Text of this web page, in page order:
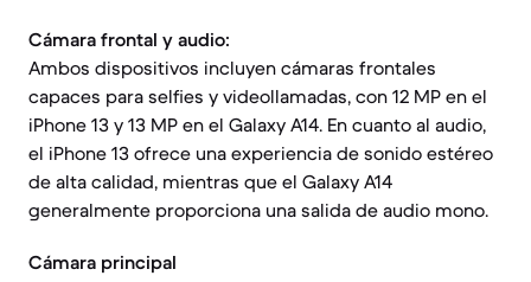
Cámara frontal y audio:
Ambos dispositivos incluyen cámaras frontales
capaces para selfies y videollamadas, con 12 MP en el
iPhone 13 y 13 MP en el Galaxy A14. En cuanto al audio,
el iPhone 13 ofrece una experiencia de sonido estéreo
de alta calidad, mientras que el Galaxy A14
generalmente proporciona una salida de audio mono.
Cámara principal